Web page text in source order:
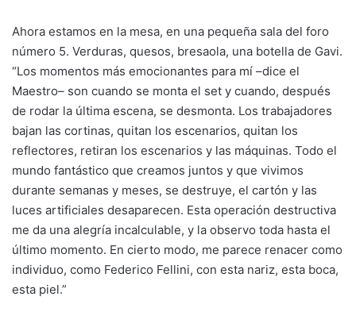
Ahora estamos en la mesa, en una pequeña sala del foro
número 5. Verduras, quesos, bresaola, una botella de Gavi.
“Los momentos más emocionantes para mí –dice el
Maestro– son cuando se monta el set y cuando, después
de rodar la última escena, se desmonta. Los trabajadores
bajan las cortinas, quitan los escenarios, quitan los
reflectores, retiran los escenarios y las máquinas. Todo el
mundo fantástico que creamos juntos y que vivimos
durante semanas y meses, se destruye, el cartón y las
luces artificiales desaparecen. Esta operación destructiva
me da una alegría incalculable, y la observo toda hasta el
último momento. En cierto modo, me parece renacer como
individuo, como Federico Fellini, con esta nariz, esta boca,
esta piel.”